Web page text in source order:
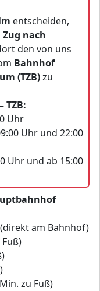
entscheiden,
Zug nach
den von uns
Bahnhof
(TZB)zu
TZB:
Uhr
Uhr und 22:00
Uhr und ab 15:00
am Bahnhof)
zu Fuß)